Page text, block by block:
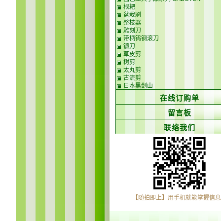
根耙
盆栽刷
整枝器
雕刻刀
带柄钨钢滚刀
镰刀
草皮剪
树剪
太丸剪
古流剪
日本黑剑山
在线订购单
留言板
联络我们
【随拍即上】用手机就能掌握信